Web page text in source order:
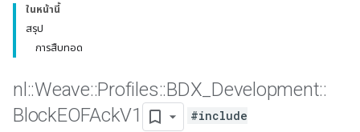
ในหน้านี้
สรุป
การสืบทอด
nl ::Weave::Profiles::BDX Development::
BlockEOFAckV1
#include